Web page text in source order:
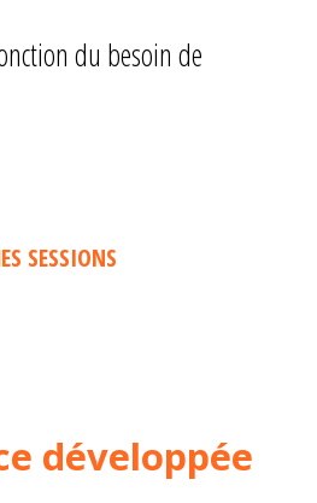
du besoin de
SESSIONS
développée